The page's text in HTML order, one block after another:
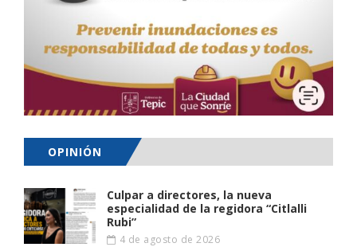
OPINIÓN
Culpar a directores, la nueva
especialidad de la regidora “Citlalli
Rubi”
4 de agosto de 2026